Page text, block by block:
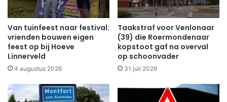
Van tuinfeest naar festival:
vrienden bouwen eigen
feest op bij Hoeve
Linnerveld
4 augustus 2026
Taakstraf voor Venlonaar
(39) die Roermondenaar
kopstoot gaf na overval
op schoonvader
31 juli 2026